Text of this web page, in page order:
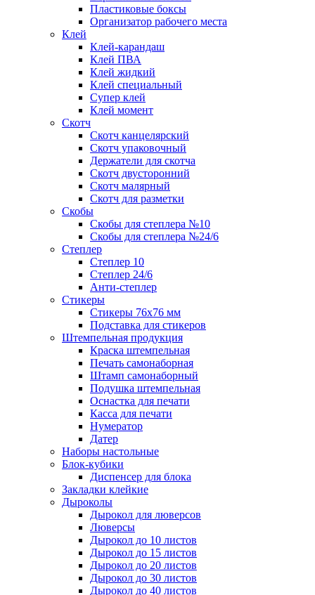
Пластиковые боксы
Организатор рабочего места
Клей
Клей-карандаш
Клей ПВА
Клей жидкий
Клей специальный
Супер клей
Клей момент
Скотч
Скотч канцелярский
Скотч упаковочный
Держатели для скотча
Скотч двусторонний
Скотч малярный
Скотч для разметки
Скобы
Скобы для степлера №10
Скобы для степлера №24/6
Степлер
Степлер 10
Степлер 24/6
Анти-степлер
Стикеры
Стикеры 76x76 мм
Подставка для стикеров
Штемпельная продукция
Краска штемпельная
Печать самонаборная
Штамп самонаборный
Подушка штемпельная
Оснастка для печати
Касса для печати
Нумератор
Датер
Наборы настольные
Блок-кубики
Диспенсер для блока
Закладки клейкие
Дыроколы
Дырокол для люверсов
Люверсы
Дырокол до 10 листов
Дырокол до 15 листов
Дырокол до 20 листов
Дырокол до 30 листов
Дырокол до 40 листов